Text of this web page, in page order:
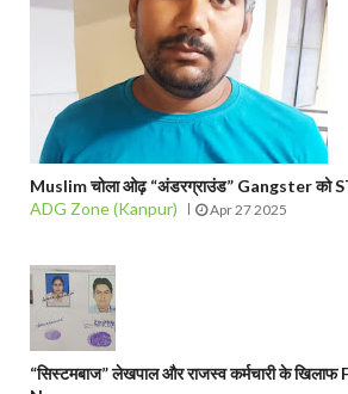
Muslim चोला ओढ़ “अंडरग्राउंड” Gangster को
ADG Zone (Kanpur)
Apr 27 2025
“सिस्टमबाज” लेखपाल और राजस्व कर्मचारी के